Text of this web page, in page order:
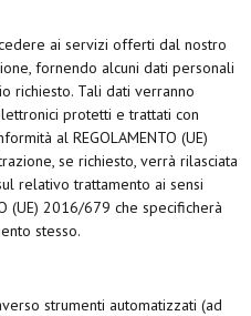
ai servizi offerti dal nostro
fornendo alcuni dati personali
richiesto. Tali dati verranno
protetti e trattati con
al REGOLAMENTO (UE)
se richiesto, verrà rilasciata
relativo trattamento ai sensi
(UE) 2016/679 che specificherà
stesso.
strumenti automatizzati (ad